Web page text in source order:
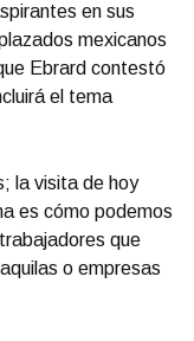
en sus
mexicanos
Ebrard contestó
el tema
la visita de hoy
es cómo podemos
que
o empresas